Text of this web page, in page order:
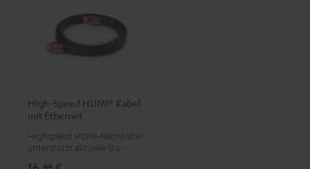
High-Speed HDMI® Kabel
mit Ethernet
Highspeed HDMI-Flachkabel
unterstützt aktuelle Standards
99